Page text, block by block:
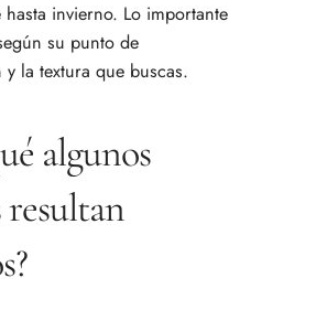
invierno. Lo importante
su punto de
la textura que buscas.
algunos
resultan